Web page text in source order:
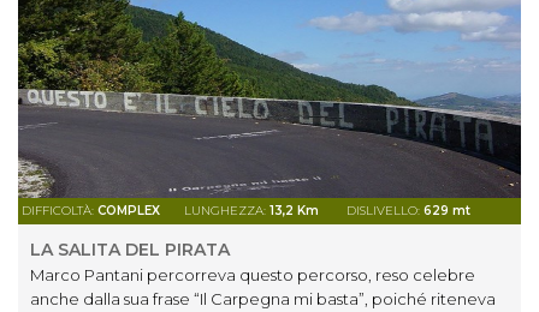
Da Colfiorito si riprende a salire per svalicare sull’altopiano di
Selvapiana per poi riscendere a Monte Cavallo, tra verdi
praterie con fioriture spontanee primaverili, cime
arrotondate e faggete che si colorano di rosso in autunno,
fino a tornare a Visso.
.
DIFFICOLTÀ: COMPLEX LUNGHEZZA: 13,2 Km DISLIVELLO: 629 mt
LA SALITA DEL PIRATA
Marco Pantani percorreva questo percorso, reso celebre
anche dalla sua frase “Il Carpegna mi basta”, poiché riteneva